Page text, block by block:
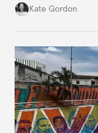
demanda de los
Kate Gordon